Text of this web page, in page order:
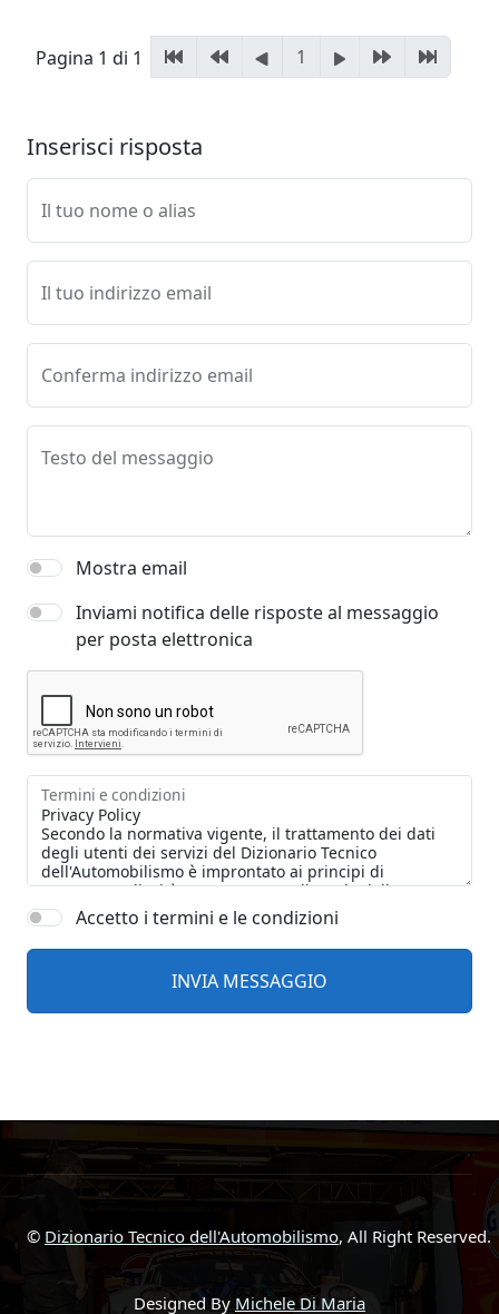
Pagina 1 di 1 1
Inserisci risposta
Il tuo nome o alias
Il tuo indirizzo email
Conferma indirizzo email
Testo del messaggio
Mostra email
Inviami notifica delle risposte al messaggio
per posta elettronica
Termini e condizioni
Accetto i termini e le condizioni
© Dizionario Tecnico dell'Automobilismo, All Right Reserved.
Designed By Michele Di Maria